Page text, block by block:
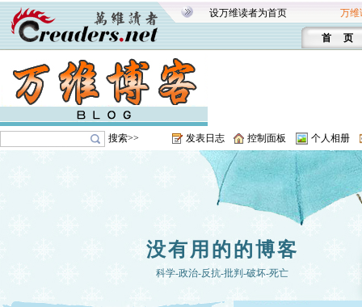
设万维读者为首页 万维
首 页
搜索>> 发表日志 控制面板 个人相册
没有用的的博客
科学-政治-反抗-批判-破坏-死亡